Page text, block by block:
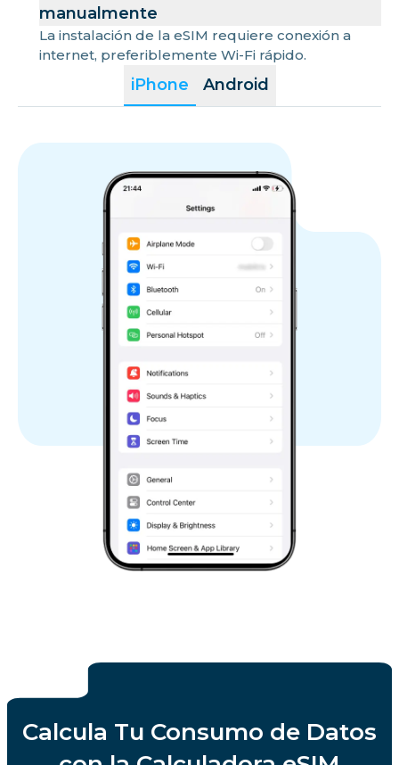
iPhone Android
manualmente
La instalación de la eSIM requiere conexión a
internet, preferiblemente Wi-Fi rápido.
Calcula Tu Consumo de Datos